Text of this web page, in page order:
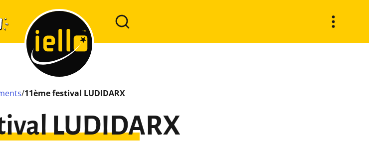
/11ème festival LUDIDARX
LUDIDARX